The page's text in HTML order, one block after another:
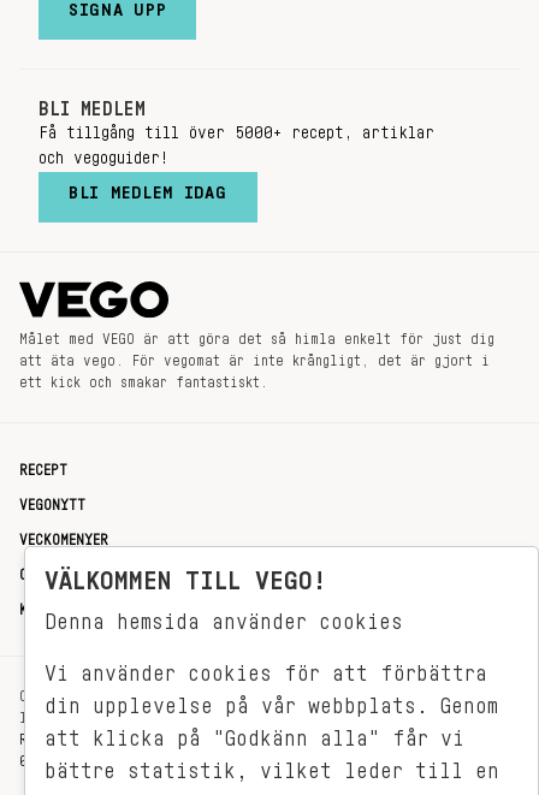
SIGNA UPP
BLI MEDLEM
Få tillgång till över 5000+ recept, artiklar
och vegoguider!
BLI MEDLEM IDAG
Målet med VEGO är att göra det så himla enkelt för just dig
att äta vego. För vegomat är inte krångligt, det är gjort i
ett kick och smakar fantastiskt.
RECEPT
VEGONYTT
VECKOMENYER
OM OSS
KONTAKT
OXENSTIERNSGATAN 33
114 27 STOCKHOLM
REDAKTIONEN@VEGOMAGASINET.SE
08-799 62 01
VÄLKOMMEN TILL VEGO!
Denna hemsida använder cookies
Vi använder cookies för att förbättra
din upplevelse på vår webbplats. Genom
att klicka på "Godkänn alla" får vi
bättre statistik, vilket leder till en